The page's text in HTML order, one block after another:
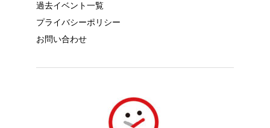
過去イベント一覧
プライバシーポリシー
お問い合わせ